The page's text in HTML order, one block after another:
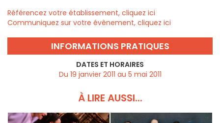
Référencez votre établissement, cliquez ici
Communiquez sur votre évènement, cliquez ici
INFORMATIONS PRATIQUES
DATES ET HORAIRES
Du 19 janvier 2011 au 5 mai 2011
À LIRE AUSSI...